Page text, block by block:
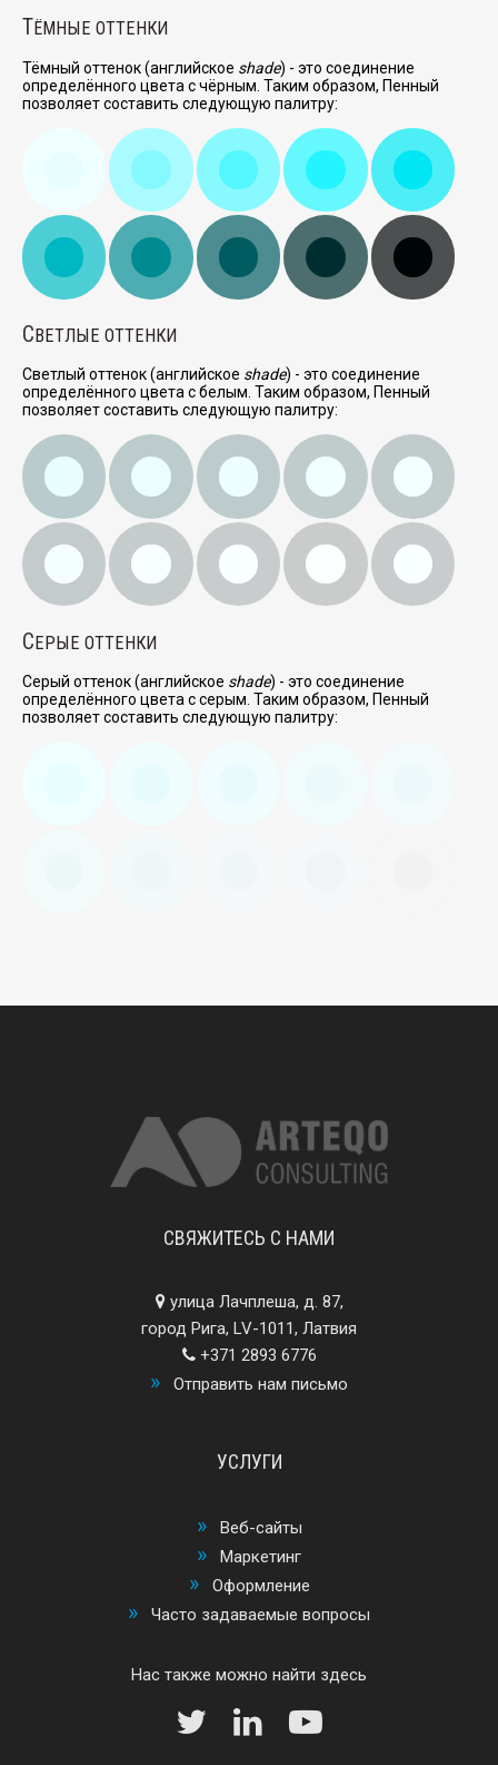
ТЁМНЫЕ ОТТЕНКИ
Тёмный оттенок (английское shade) - это соединение
определённого цвета с чёрным. Таким образом, Пенный
позволяет составить следующую палитру:
СВЕТЛЫЕ ОТТЕНКИ
Светлый оттенок (английское shade) - это соединение
определённого цвета с белым. Таким образом, Пенный
позволяет составить следующую палитру:
СЕРЫЕ ОТТЕНКИ
Серый оттенок (английское shade) - это соединение
определённого цвета с серым. Таким образом, Пенный
позволяет составить следующую палитру:
СВЯЖИТЕСЬ С НАМИ
улица Лачплеша, д. 87,
город Рига, LV-1011, Латвия
+371 2893 6776
Отправить нам письмо
УСЛУГИ
Веб-сайты
Маркетинг
Оформление
Часто задаваемые вопросы
Нас также можно найти здесь